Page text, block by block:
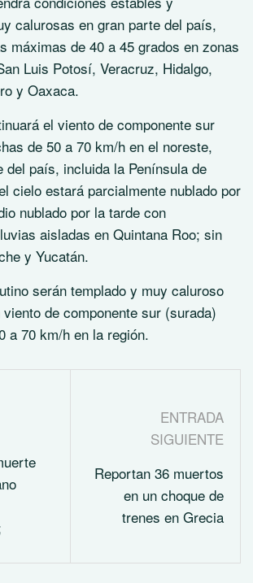
calurosas en gran parte del país,
máximas de 40 a 45 grados en zonas
Luis Potosí, Veracruz, Hidalgo,
y Oaxaca.
el viento de componente sur
de 50 a 70 km/h en el noreste,
del país, incluida la Península de
cielo estará parcialmente nublado por
nublado por la tarde con
aisladas en Quintana Roo; sin
y Yucatán.
serán templado y muy caluroso
de componente sur (surada)
a 70 km/h en la región.
ENTRADA
SIGUIENTE
Reportan 36 muertos
en un choque de
trenes en Grecia